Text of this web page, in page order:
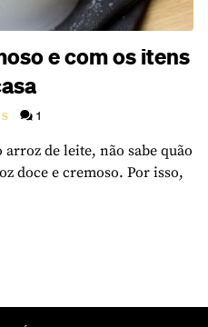
e com os itens
1
de leite, não sabe quão
doce e cremoso. Por isso,